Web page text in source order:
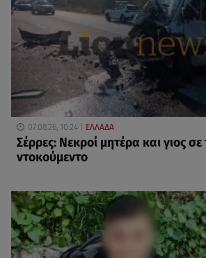
07.08.26, 10:24 ΕΛΛΑΔΑ
Σέρρες: Νεκροί μητέρα και γιος σε
ντοκούμεντο